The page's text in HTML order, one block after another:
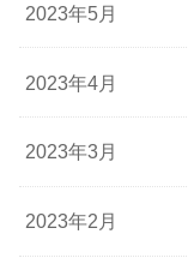
2023年5月
2023年4月
2023年3月
2023年2月